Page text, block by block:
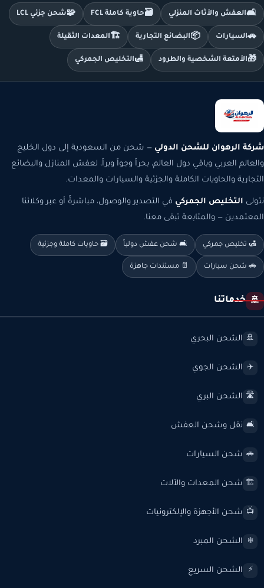
🛋️العفش والأثاث المنزلي 🗃️حاوية كاملة FCL 🧩شحن جزئي LCL
🚗السيارات 📦البضائع التجارية 🏗️المعدات الثقيلة
🎁الأمتعة الشخصية والطرود 🛃التخليص الجمركي
شركة الرهوان للشحن الدولي — شحن من السعودية إلى دول الخليج
والعالم العربي وباقي دول العالم، بحراً وجواً وبراً، لعفش المنازل والبضائع
التجارية والحاويات الكاملة والجزئية والسيارات والمعدات.
نتولى التخليص الجمركي في التصدير والوصول، مباشرةً أو عبر وكلائنا
المعتمدين — والمتابعة تبقى معنا.
🛃 تخليص جمركي 🛋️ شحن عفش دولياً 🗃️ حاويات كاملة وجزئية
🚗 شحن سيارات 📄 مستندات جاهزة
🚢 خدماتنا
🚢 الشحن البحري
✈️ الشحن الجوي
🛣️ الشحن البري
🛋️ نقل وشحن العفش
🚗 شحن السيارات
🏗️ شحن المعدات والآلات
📺 شحن الأجهزة والإلكترونيات
❄️ الشحن المبرد
⚡ الشحن السريع